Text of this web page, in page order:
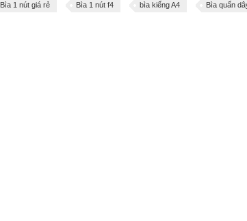
Bìa 1 nút giá rẻ Bìa 1 nút f4 bìa kiếng A4 Bìa quấn